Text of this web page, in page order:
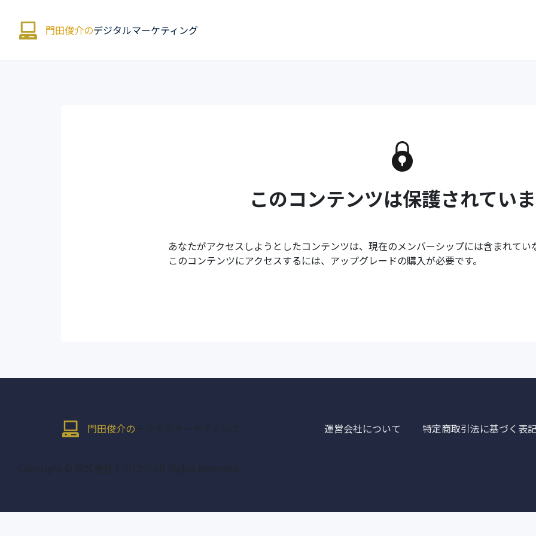
門田俊介のデジタルマーケティング
このコンテンツは保護されてい
あなたがアクセスしようとしたコンテンツは、現在のメンバーシップには含まれてい
このコンテンツにアクセスするには、アップグレードの購入が必要です。
門田俊介の デジタルマーケティング 運営会社について 特定商取引法に基づく表
Copyright © 株式会社トポロジ All Rights Reserved.